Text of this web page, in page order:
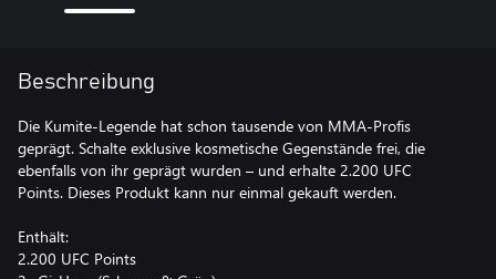
Beschreibung
Die Kumite-Legende hat schon tausende von MMA-Profis
geprägt. Schalte exklusive kosmetische Gegenstände frei, die
ebenfalls von ihr geprägt wurden – und erhalte 2.200 UFC
Points. Dieses Produkt kann nur einmal gekauft werden.
Enthält:
2.200 UFC Points